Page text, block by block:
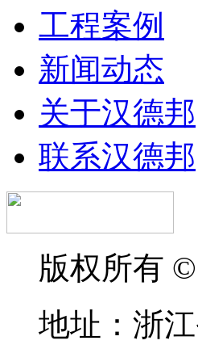
工程案例
新闻动态
关于汉德邦
联系汉德邦
版权所有
地址：浙